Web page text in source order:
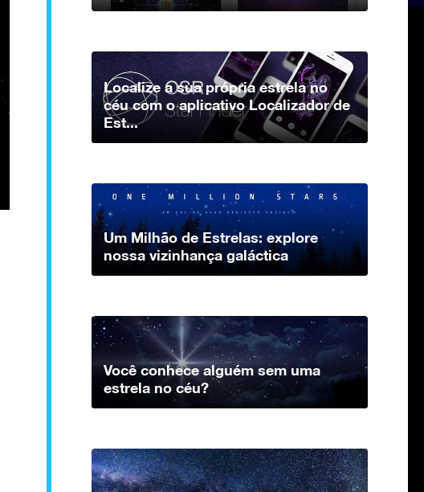
Localize a sua própria estrela no
céu com o aplicativo Localizador de
Est...
Um Milhão de Estrelas: explore
nossa vizinhança galáctica
Você conhece alguém sem uma
estrela no céu?